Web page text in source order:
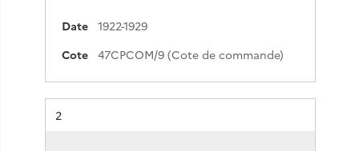
Date
1922-1929
Cote
47CPCOM/9 (Cote de commande)
Résultat n°
2